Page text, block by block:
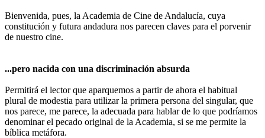
Bienvenida, pues, la Academia de Cine de Andalucía, cuya
constitución y futura andadura nos parecen claves para el porvenir
de nuestro cine.
...pero nacida con una discriminación absurda
Permitirá el lector que aparquemos a partir de ahora el habitual
plural de modestia para utilizar la primera persona del singular, que
nos parece, me parece, la adecuada para hablar de lo que podríamos
denominar el pecado original de la Academia, si se me permite la
bíblica metáfora.